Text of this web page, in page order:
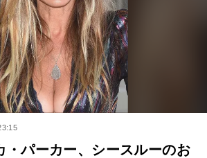
・パーカー、シースルーのお